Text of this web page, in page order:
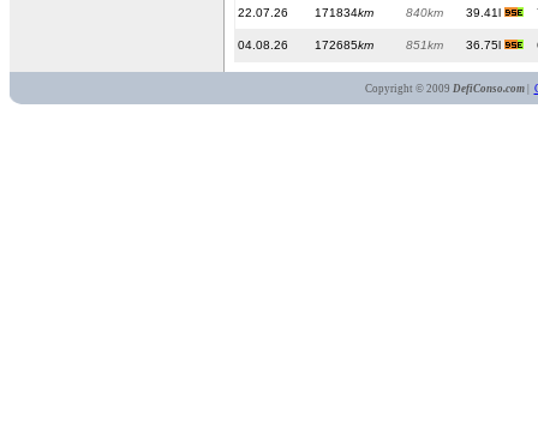
22.07.26 171834km 840km 39.41l
04.08.26 172685km 851km 36.75l
Copyright © 2009 DefiConso.com|